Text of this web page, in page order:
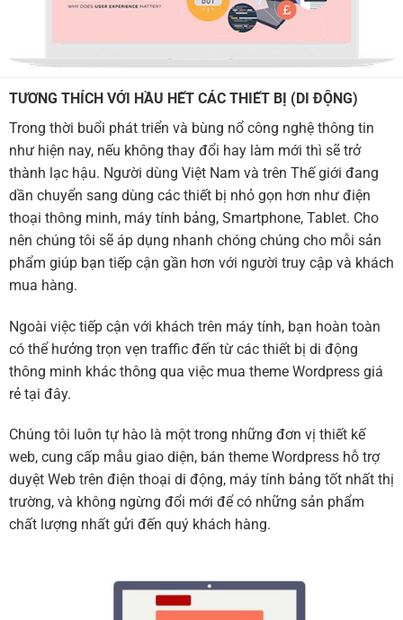
TƯƠNG THÍCH VỚI HẦU HẾT CÁC THIẾT BỊ (DI ĐỘNG)
Trong thời buổi phát triển và bùng nổ công nghệ thông tin
như hiện nay, nếu không thay đổi hay làm mới thì sẽ trở
thành lạc hậu. Người dùng Việt Nam và trên Thế giới đang
dần chuyển sang dùng các thiết bị nhỏ gọn hơn như điện
thoại thông minh, máy tính bảng, Smartphone, Tablet. Cho
nên chúng tôi sẽ áp dụng nhanh chóng chúng cho mỗi sản
phẩm giúp bạn tiếp cận gần hơn với người truy cập và khách
mua hàng.
Ngoài việc tiếp cận với khách trên máy tính, bạn hoàn toàn
có thể hưởng trọn vẹn traffic đến từ các thiết bị di động
thông minh khác thông qua việc mua theme Wordpress giá
rẻ tại đây.
Chúng tôi luôn tự hào là một trong những đơn vị thiết kế
web, cung cấp mẫu giao diện, bán theme Wordpress hỗ trợ
duyệt Web trên điện thoại di động, máy tính bảng tốt nhất thị
trường, và không ngừng đổi mới để có những sản phẩm
chất lượng nhất gửi đến quý khách hàng.